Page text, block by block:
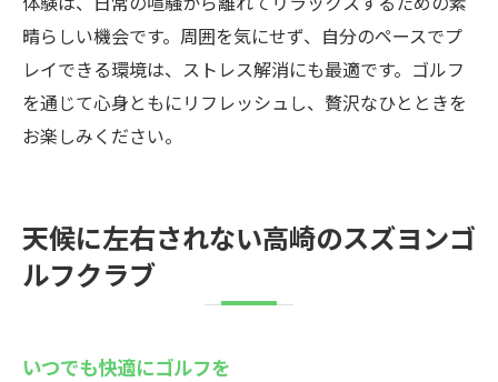
晴らしい機会です。周囲を気にせず、自分のペースでプ
レイできる環境は、ストレス解消にも最適です。ゴルフ
を通じて心身ともにリフレッシュし、贅沢なひとときを
お楽しみください。
天候に左右されない高崎のスズヨンゴ
ルフクラブ
いつでも快適にゴルフを